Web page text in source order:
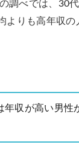
調べでは、30
よりも高年収の
年収が高い男性